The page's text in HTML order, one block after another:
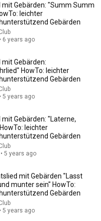
258K views
LUG: Udo Lindenberg
Tag 2021
mit Gebärden: "Summ Summ
leichter
Gebärden
6 years ago
mit Gebärden:
HowTo: leichter
Gebärden
5 years ago
mit Gebärden: "Laterne,
leichter
Gebärden
5 years ago
mit Gebärden "Lasst
munter sein" HowTo:
Gebärden
5 years ago